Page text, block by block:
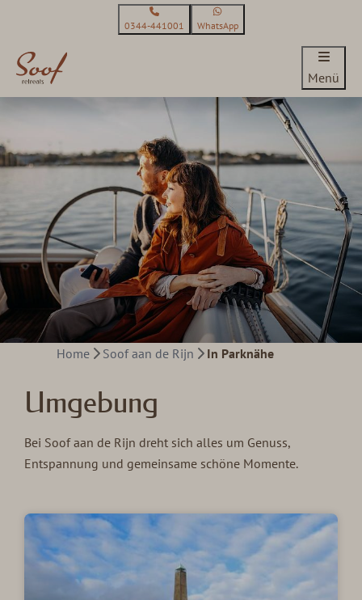
0344-441001 WhatsApp
Menü
Home Soof aan de Rijn In Parknähe
Umgebung
Bei Soof aan de Rijn dreht sich alles um Genuss,
Entspannung und gemeinsame schöne Momente.